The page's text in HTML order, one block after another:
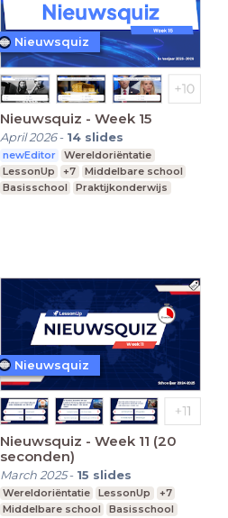
Nieuwsquiz - Week 15
April 2026- 14 slides
newEditor
Wereldoriëntatie
LessonUp
+7
Middelbare school
Basisschool
Praktijkonderwijs
Nieuwsquiz
Nieuwsquiz - Week 11 (20
seconden)
March 2025- 15 slides
Wereldoriëntatie LessonUp
+7
Middelbare school
Basisschool
Nieuwsquiz